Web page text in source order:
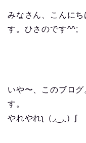
みなさん、こんに
す。ひさのです^^;
いや〜、このブロ
す。
やれやれʅ（◞‿◟）ʃ